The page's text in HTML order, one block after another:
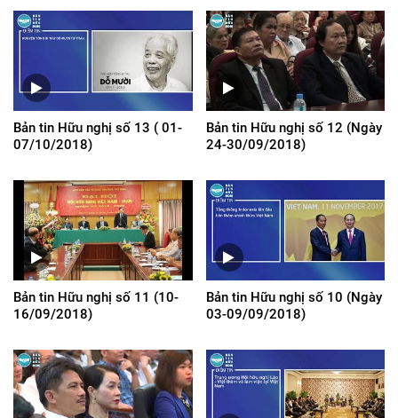
Bản tin Hữu nghị số 13 ( 01-
07/10/2018)
Bản tin Hữu nghị số 12 (Ngày
24-30/09/2018)
Bản tin Hữu nghị số 11 (10-
16/09/2018)
Bản tin Hữu nghị số 10 (Ngày
03-09/09/2018)